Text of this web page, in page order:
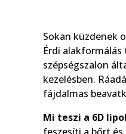
Sokan küzdenek
Érdi
szépségszalon
kezelésben.
fájdalmas
Mi teszi a 6D